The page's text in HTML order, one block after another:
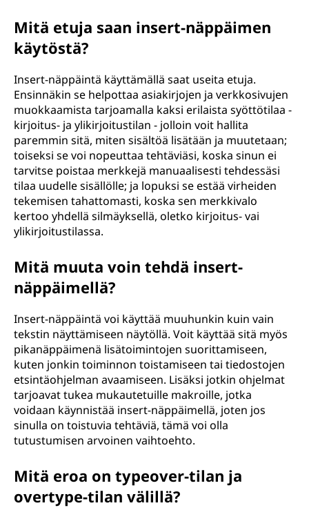
Mitä etuja saan insert-näppäimen
käytöstä?
Insert-näppäintä käyttämällä saat useita etuja.
Ensinnäkin se helpottaa asiakirjojen ja verkkosivujen
muokkaamista tarjoamalla kaksi erilaista syöttötilaa -
kirjoitus- ja ylikirjoitustilan - jolloin voit hallita
paremmin sitä, miten sisältöä lisätään ja muutetaan;
toiseksi se voi nopeuttaa tehtäviäsi, koska sinun ei
tarvitse poistaa merkkejä manuaalisesti tehdessäsi
tilaa uudelle sisällölle; ja lopuksi se estää virheiden
tekemisen tahattomasti, koska sen merkkivalo
kertoo yhdellä silmäyksellä, oletko kirjoitus- vai
ylikirjoitustilassa.
Mitä muuta voin tehdä insert-
näppäimellä?
Insert-näppäintä voi käyttää muuhunkin kuin vain
tekstin näyttämiseen näytöllä. Voit käyttää sitä myös
pikanäppäimenä lisätoimintojen suorittamiseen,
kuten jonkin toiminnon toistamiseen tai tiedostojen
etsintäohjelman avaamiseen. Lisäksi jotkin ohjelmat
tarjoavat tukea mukautetuille makroille, jotka
voidaan käynnistää insert-näppäimellä, joten jos
sinulla on toistuvia tehtäviä, tämä voi olla
tutustumisen arvoinen vaihtoehto.
Mitä eroa on typeover-tilan ja
overtype-tilan välillä?